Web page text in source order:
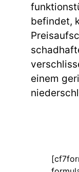
befindet,
einem